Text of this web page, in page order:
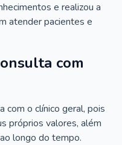
e realizou a
atender pacientes e
com
com o clínico geral, pois
próprios valores, além
longo do tempo.